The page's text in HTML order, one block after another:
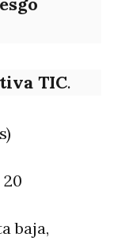
TIC.
20
baja,